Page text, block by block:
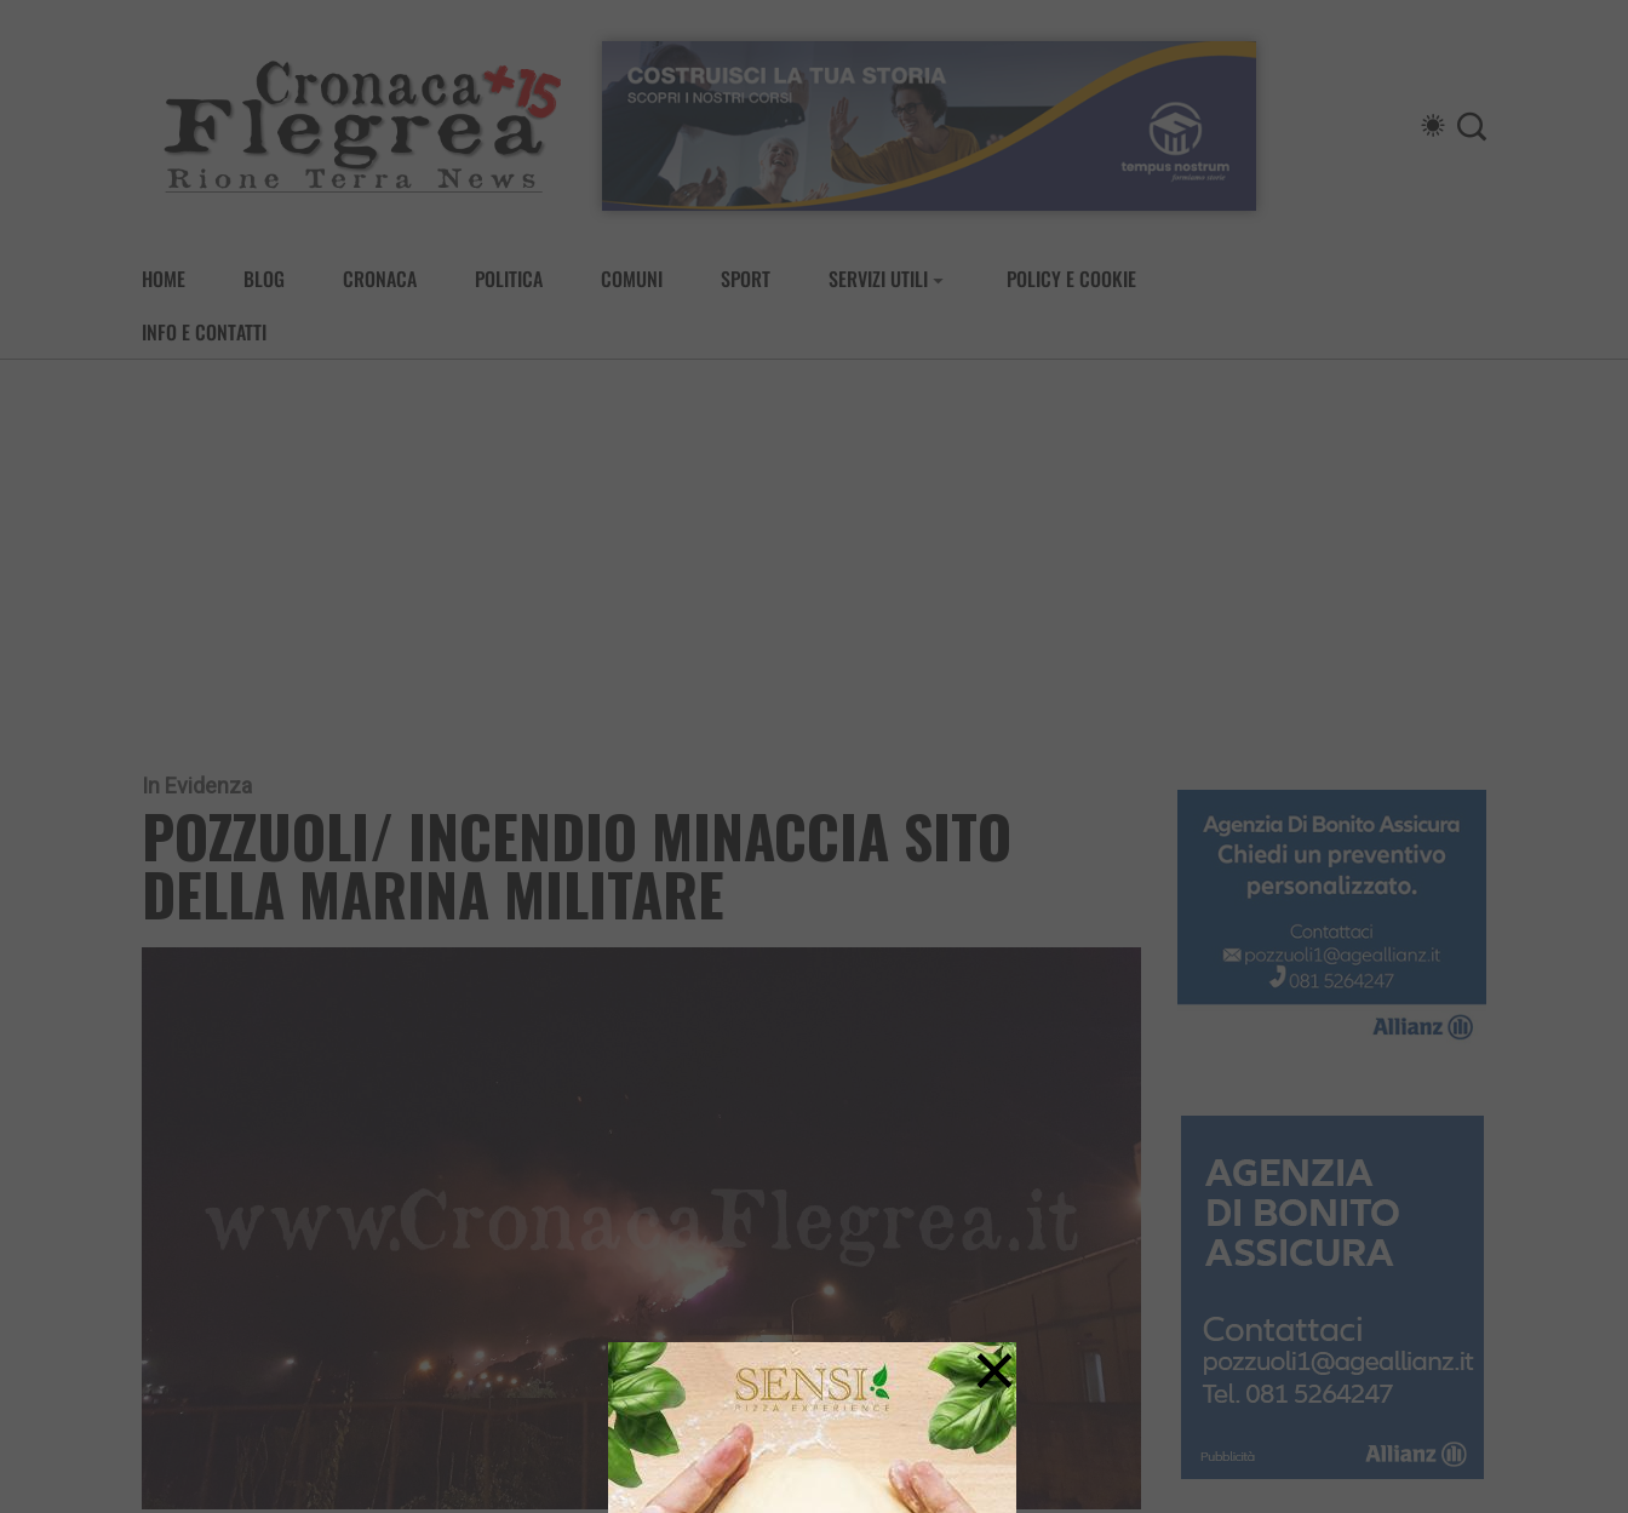
HOME BLOG CRONACA POLITICA COMUNI SPORT SERVIZI UTILI
POLICY E COOKIE
INFO E CONTATTI
In Evidenza
POZZUOLI/ INCENDIO MINACCIA SITO
DELLA MARINA MILITARE
×